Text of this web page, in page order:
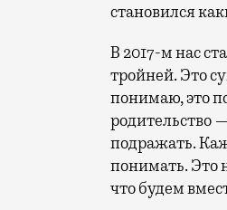
становился
В 2017-м нас
тройней. Это
понимаю, это
родительство
подражать.
понимать. Это
что будем